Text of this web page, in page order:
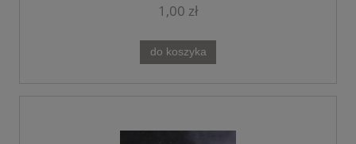
1,00 zł
do koszyka